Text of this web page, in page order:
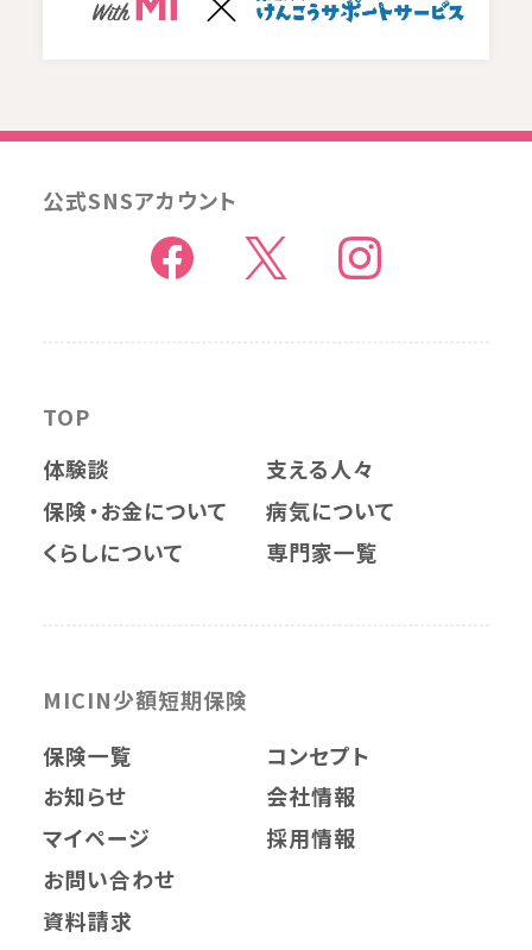
公式SNSアカウント
TOP
体験談
支える人々
保険・お金について
病気について
くらしについて
専門家一覧
MICIN少額短期保険
保険一覧
お知らせ
マイページ
コンセプト
会社情報
採用情報
お問い合わせ
資料請求